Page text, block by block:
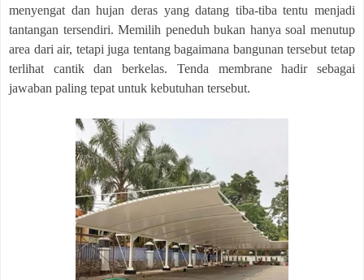
menyengat dan hujan deras yang datang tiba-tiba tentu menjadi
tantangan tersendiri. Memilih peneduh bukan hanya soal menutup
area dari air, tetapi juga tentang bagaimana bangunan tersebut tetap
terlihat cantik dan berkelas. Tenda membrane hadir sebagai
jawaban paling tepat untuk kebutuhan tersebut.